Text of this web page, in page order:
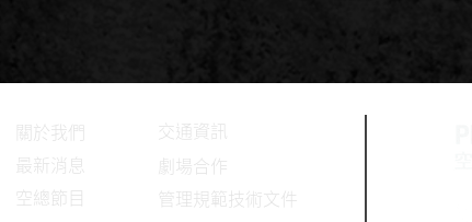
關於我們
最新消息
空總節目
​交通資訊
劇 場合作
管理規範技術文件